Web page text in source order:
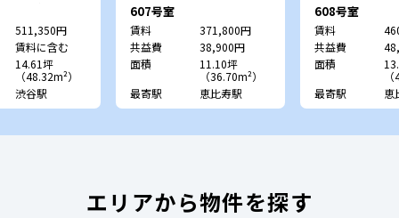
511,350円
賃料に含む
14.61坪
（48.32m²）
渋谷駅
607号室
賃料
371,800円
共益費
38,900円
面積
11.10坪
（36.70m²）
最寄駅
恵比寿駅
608号室
賃料
共益費
面積
最寄駅
恵
エリアから物件を探す